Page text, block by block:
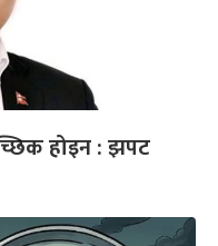
होइन : झपट